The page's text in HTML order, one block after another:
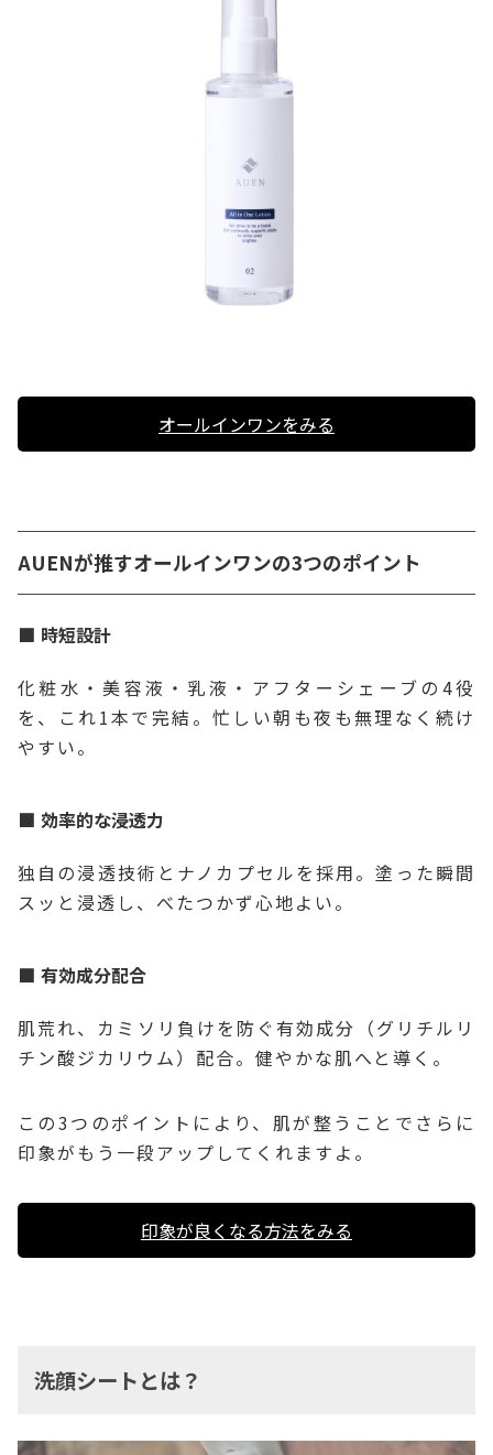
オールインワンをみる
AUENが推すオールインワンの3つのポイント
時短設計
化粧水・美容液・乳液・アフターシェーブの4役
を、これ1本で完結。忙しい朝も夜も無理なく続け
やすい。
効率的な浸透力
独自の浸透技術とナノカプセルを採用。塗った瞬間
スッと浸透し、べたつかず心地よい。
有効成分配合
肌荒れ、カミソリ負けを防ぐ有効成分（グリチルリ
チン酸ジカリウム）配合。健やかな肌へと導く。
この3つのポイントにより、肌が整うことでさらに
印象がもう一段アップしてくれますよ。
印象が良くなる方法をみる
洗顔シートとは？